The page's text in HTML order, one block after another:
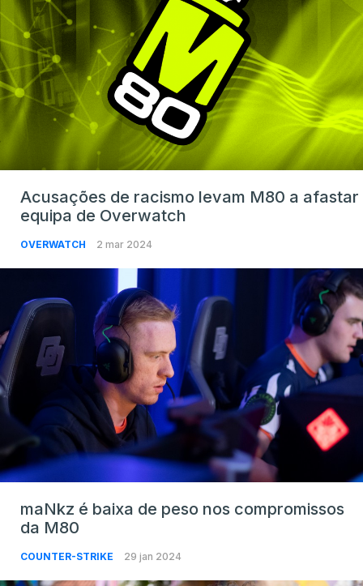
Acusações de racismo levam M80 a afastar
equipa de Overwatch
OVERWATCH 2 mar 2024
maNkz é baixa de peso nos compromissos
da M80
COUNTER-STRIKE 29 jan 2024